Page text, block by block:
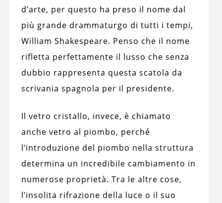
d’arte, per questo ha preso il nome dal
più grande drammaturgo di tutti i tempi,
William Shakespeare. Penso che il nome
rifletta perfettamente il lusso che senza
dubbio rappresenta questa scatola da
scrivania spagnola per il presidente.
Il vetro cristallo, invece, è chiamato
anche vetro al piombo, perché
l’introduzione del piombo nella struttura
determina un incredibile cambiamento in
numerose proprietà. Tra le altre cose,
l’insolita rifrazione della luce o il suo